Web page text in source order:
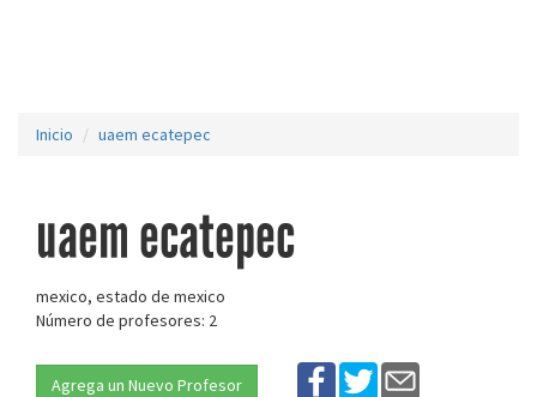
Inicio uaem ecatepec
uaem ecatepec
mexico, estado de mexico
Número de profesores: 2
Agrega un Nuevo Profesor